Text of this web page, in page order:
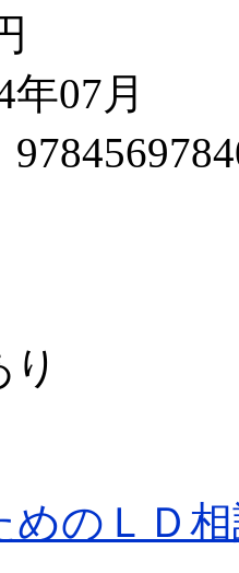
07月
めのＬＤ